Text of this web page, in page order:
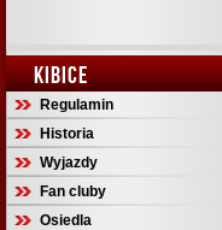
KIBICE
Regulamin
Historia
Wyjazdy
Fan cluby
Osiedla